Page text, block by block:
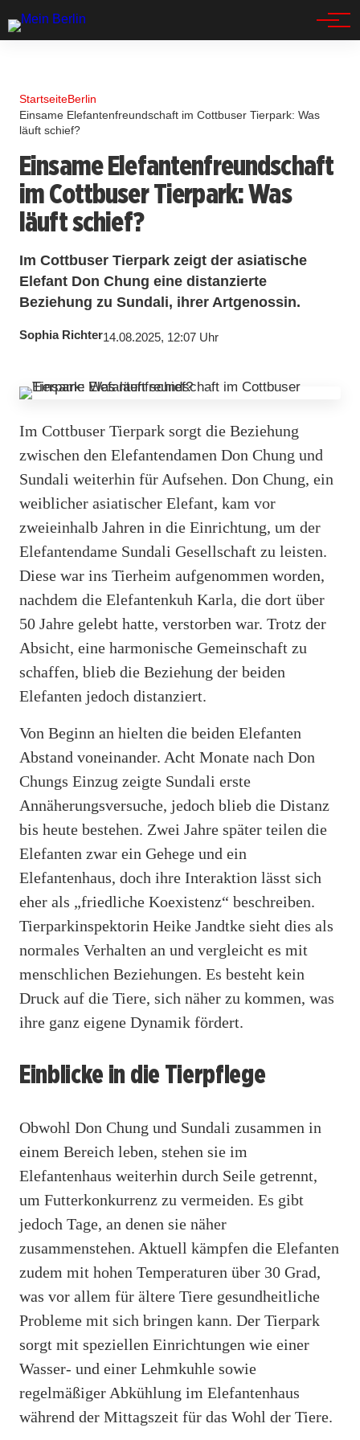
StartseiteBerlin
Einsame Elefantenfreundschaft im Cottbuser Tierpark: Was
läuft schief?
Einsame Elefantenfreundschaft
im Cottbuser Tierpark: Was
läuft schief?
Im Cottbuser Tierpark zeigt der asiatische
Elefant Don Chung eine distanzierte
Beziehung zu Sundali, ihrer Artgenossin.
Sophia Richter14.08.2025, 12:07 Uhr
Im Cottbuser Tierpark sorgt die Beziehung
zwischen den Elefantendamen Don Chung und
Sundali weiterhin für Aufsehen. Don Chung, ein
weiblicher asiatischer Elefant, kam vor
zweieinhalb Jahren in die Einrichtung, um der
Elefantendame Sundali Gesellschaft zu leisten.
Diese war ins Tierheim aufgenommen worden,
nachdem die Elefantenkuh Karla, die dort über
50 Jahre gelebt hatte, verstorben war. Trotz der
Absicht, eine harmonische Gemeinschaft zu
schaffen, blieb die Beziehung der beiden
Elefanten jedoch distanziert.
Von Beginn an hielten die beiden Elefanten
Abstand voneinander. Acht Monate nach Don
Chungs Einzug zeigte Sundali erste
Annäherungsversuche, jedoch blieb die Distanz
bis heute bestehen. Zwei Jahre später teilen die
Elefanten zwar ein Gehege und ein
Elefantenhaus, doch ihre Interaktion lässt sich
eher als „friedliche Koexistenz“ beschreiben.
Tierparkinspektorin Heike Jandtke sieht dies als
normales Verhalten an und vergleicht es mit
menschlichen Beziehungen. Es besteht kein
Druck auf die Tiere, sich näher zu kommen, was
ihre ganz eigene Dynamik fördert.
Einblicke in die Tierpflege
Obwohl Don Chung und Sundali zusammen in
einem Bereich leben, stehen sie im
Elefantenhaus weiterhin durch Seile getrennt,
um Futterkonkurrenz zu vermeiden. Es gibt
jedoch Tage, an denen sie näher
zusammenstehen. Aktuell kämpfen die Elefanten
zudem mit hohen Temperaturen über 30 Grad,
was vor allem für ältere Tiere gesundheitliche
Probleme mit sich bringen kann. Der Tierpark
sorgt mit speziellen Einrichtungen wie einer
Wasser- und einer Lehmkuhle sowie
regelmäßiger Abkühlung im Elefantenhaus
während der Mittagszeit für das Wohl der Tiere.